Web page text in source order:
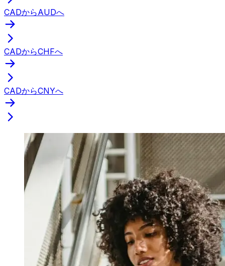
CADからAUDへ
CADからCHFへ
CADからCNYへ